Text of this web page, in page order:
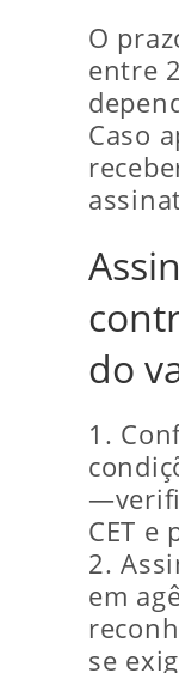
O
entre
Caso
do
1.
CET e
2.
em
se